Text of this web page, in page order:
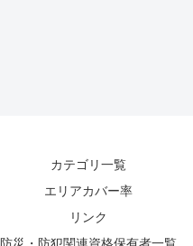
カテゴリ一覧
エリアカバー率
リンク
防災・防犯関連資格保有者一覧